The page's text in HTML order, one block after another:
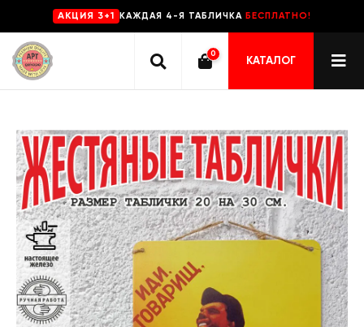
AKЦИЯ 3+1 КАЖДАЯ 4-Я ТАБЛИЧКА БЕСПЛАТНО!
0
КАТАЛОГ